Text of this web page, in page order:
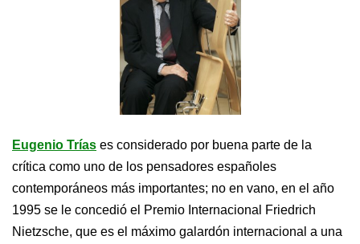
Eugenio Trías es considerado por buena parte de la
crítica como uno de los pensadores españoles
contemporáneos más importantes; no en vano, en el año
1995 se le concedió el Premio Internacional Friedrich
Nietzsche, que es el máximo galardón internacional a una